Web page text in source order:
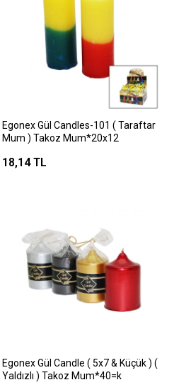
Egonex Gül Candles-101 ( Taraftar
Mum ) Takoz Mum*20x12
18,14 TL
Egonex Gül Candle ( 5x7 & Küçük ) (
Yaldızlı ) Takoz Mum*40=k